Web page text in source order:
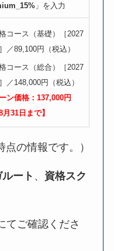
」を入力
コース（基礎）［2027
／89,100円（税込）
コース（総合）［2027
／148,000円（税込）
ン価格：137,000円
月31日まで】
点の情報です。）
ート 、 資格スク
てご確認くださ